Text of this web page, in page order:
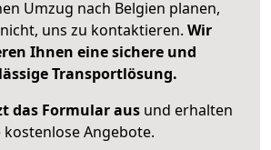
Umzug nach Belgien planen,
uns zu kontaktieren. Wir
Ihnen eine sichere und
Transportlösung.
das Formular ausund erhalten
kostenlose Angebote.